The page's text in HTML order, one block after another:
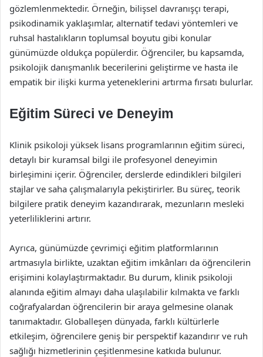
gözlemlenmektedir. Örneğin, bilişsel davranışçı terapi,
psikodinamik yaklaşımlar, alternatif tedavi yöntemleri ve
ruhsal hastalıkların toplumsal boyutu gibi konular
günümüzde oldukça popülerdir. Öğrenciler, bu kapsamda,
psikolojik danışmanlık becerilerini geliştirme ve hasta ile
empatik bir ilişki kurma yeteneklerini artırma fırsatı bulurlar.
Eğitim Süreci ve Deneyim
Klinik psikoloji yüksek lisans programlarının eğitim süreci,
detaylı bir kuramsal bilgi ile profesyonel deneyimin
birleşimini içerir. Öğrenciler, derslerde edindikleri bilgileri
stajlar ve saha çalışmalarıyla pekiştirirler. Bu süreç, teorik
bilgilere pratik deneyim kazandırarak, mezunların mesleki
yeterliliklerini artırır.
Ayrıca, günümüzde çevrimiçi eğitim platformlarının
artmasıyla birlikte, uzaktan eğitim imkânları da öğrencilerin
erişimini kolaylaştırmaktadır. Bu durum, klinik psikoloji
alanında eğitim almayı daha ulaşılabilir kılmakta ve farklı
coğrafyalardan öğrencilerin bir araya gelmesine olanak
tanımaktadır. Globalleşen dünyada, farklı kültürlerle
etkileşim, öğrencilere geniş bir perspektif kazandırır ve ruh
sağlığı hizmetlerinin çeşitlenmesine katkıda bulunur.